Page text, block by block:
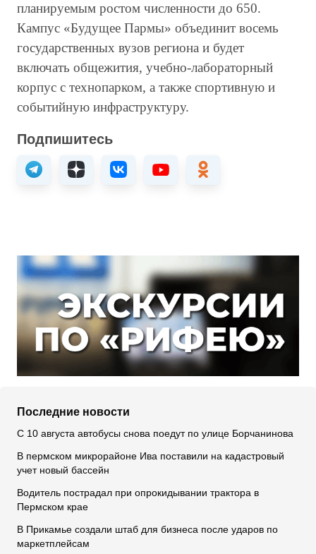
планируемым ростом численности до 650.
Кампус «Будущее Пармы» объединит восемь
государственных вузов региона и будет
включать общежития, учебно-лабораторный
корпус с технопарком, а также спортивную и
событийную инфраструктуру.
Подпишитесь
Последние новости
С 10 августа автобусы снова поедут по улице Борчанинова
В пермском микрорайоне Ива поставили на кадастровый
учет новый бассейн
Водитель пострадал при опрокидывании трактора в
Пермском крае
В Прикамье создали штаб для бизнеса после ударов по
маркетплейсам